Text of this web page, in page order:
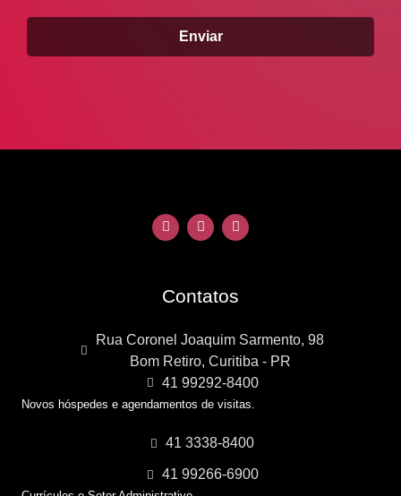
Enviar
Contatos
Rua Coronel Joaquim Sarmento, 98
Bom Retiro, Curitiba - PR
41 99292-8400
Novos hóspedes e agendamentos de visitas.
41 3338-8400
41 99266-6900